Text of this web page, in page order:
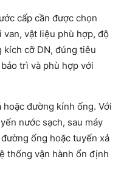
cấp cần được chọn
vật liệu phù hợp, độ
kích cỡ DN, đúng tiêu
trì và phù hợp với
đường kính ống. Với
nước sạch, sau máy
ống hoặc tuyến xả
thống vận hành ổn định